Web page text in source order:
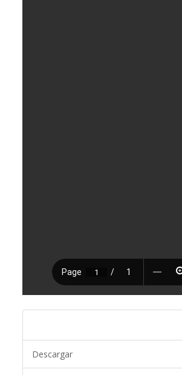
Descargar